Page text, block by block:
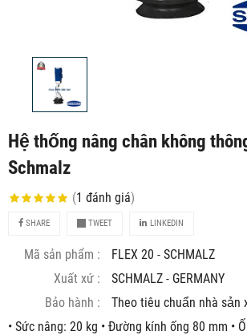
Hệ thống nâng chân không
Schmalz
(1 đánh giá)
SHARE TWEET LINKEDIN
Mã sản phẩm :
FLEX 20 - SCHMALZ
Xuất xứ :
SCHMALZ - GERMANY
Bảo hành :
Theo tiêu chuẩn nhà sản
• Sức nâng: 20 kg • Đường kính ống 80 mm •